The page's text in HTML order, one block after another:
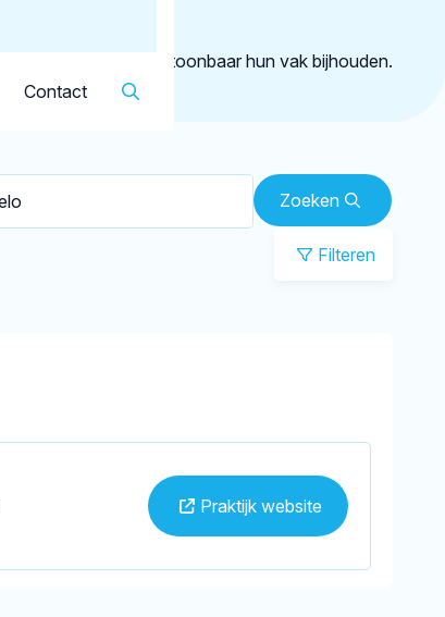
Contact
geregistreerd die aantoonbaar hun vak bijhouden.
Zoeken
Filteren
Praktijk website